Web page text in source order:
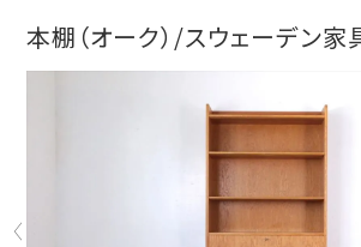
本棚（オーク）/スウェーデン